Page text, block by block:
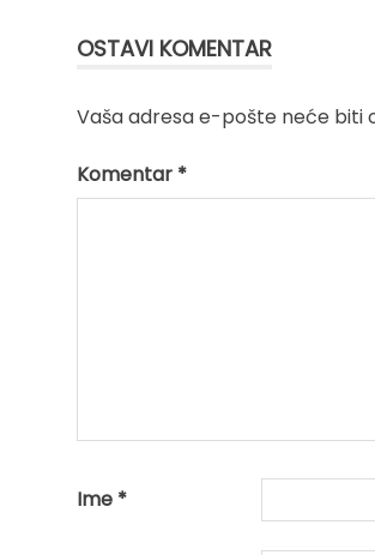
OSTAVI KOMENTAR
Vaša adresa e-pošte neće biti
Komentar *
Ime *